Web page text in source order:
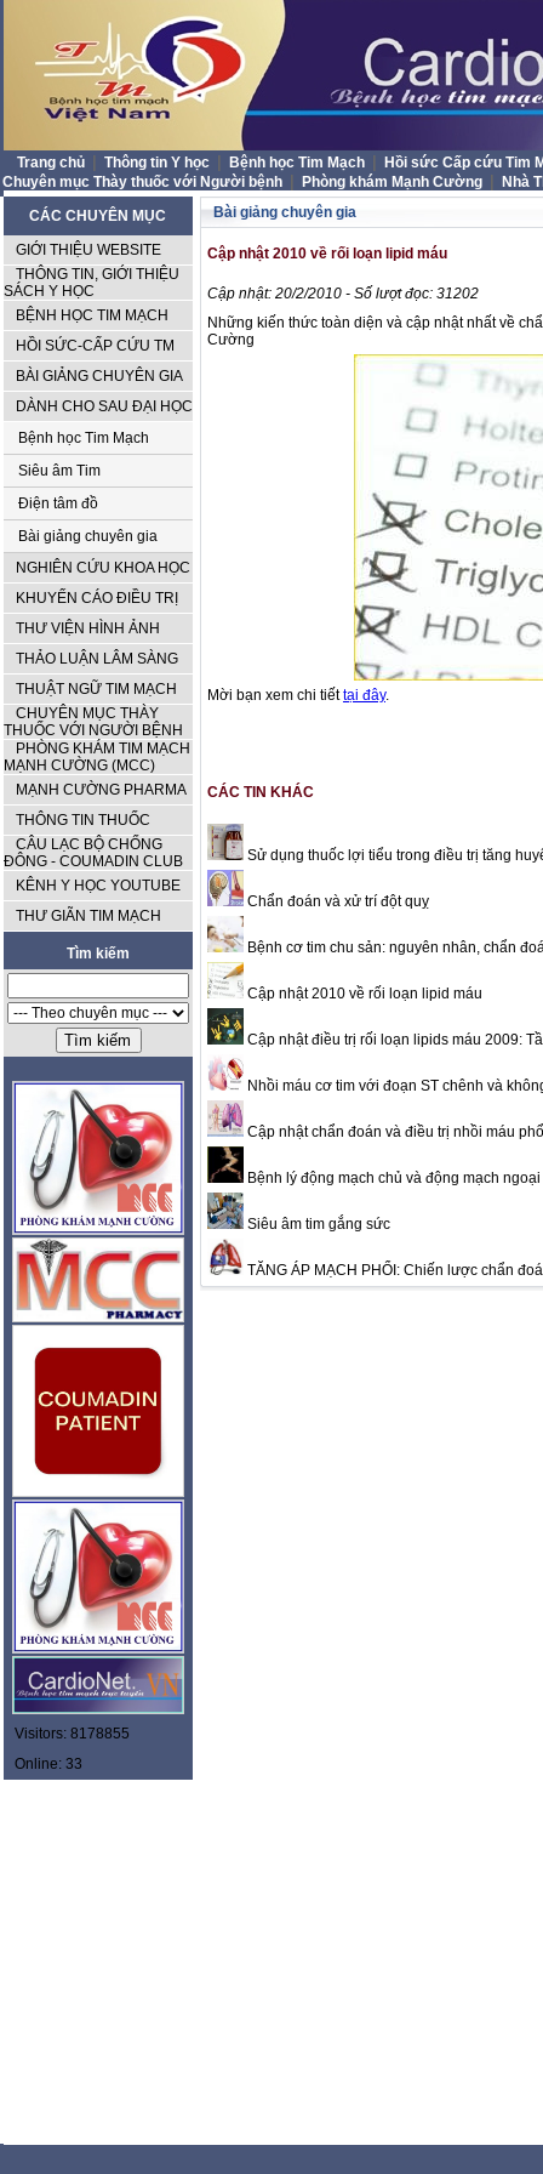
Trang chủ Thông tin Y học Bệnh học Tim Mạch
Hồi sức Cấp cứu Tim
Chuyên mục Thày thuốc với Người bệnh
Phòng khám Mạnh Cường
Nhà
CÁC CHUYÊN MỤC
GIỚI THIỆU WEBSITE
THÔNG TIN, GIỚI THIỆU
SÁCH Y HỌC
BỆNH HỌC TIM MẠCH
HỒI SỨC-CẤP CỨU TM
BÀI GIẢNG CHUYÊN GIA
DÀNH CHO SAU ĐẠI HỌC
Bệnh học Tim Mạch
Siêu âm Tim
Điện tâm đồ
Bài giảng chuyên gia
NGHIÊN CỨU KHOA HỌC
KHUYẾN CÁO ĐIỀU TRỊ
THƯ VIỆN HÌNH ẢNH
THẢO LUẬN LÂM SÀNG
THUẬT NGỮ TIM MẠCH
CHUYÊN MỤC THÀY
THUỐC VỚI NGƯỜI BỆNH
PHÒNG KHÁM TIM MẠCH
MẠNH CƯỜNG (MCC)
MẠNH CƯỜNG PHARMA
THÔNG TIN THUỐC
CÂU LẠC BỘ CHỐNG
ĐÔNG - COUMADIN CLUB
KÊNH Y HỌC YOUTUBE
THƯ GIÃN TIM MẠCH
Tìm kiếm
Visitors: 8178855
Online: 33
Bài giảng chuyên gia
Cập nhật 2010 về rối loạn lipid máu
Cập nhật: 20/2/2010 - Số lượt đọc: 31202
Những kiến thức toàn diện và cập nhật nhất về
Cường
Mời bạn xem chi tiếttại đây.
CÁC TIN KHÁC
Sử dụng thuốc lợi tiểu trong điều trị tăng
Chẩn đoán và xử trí đột quỵ
Bệnh cơ tim chu sản: nguyên nhân, chẩn
Cập nhật 2010 về rối loạn lipid máu
Cập nhật điều trị rối loạn lipids máu 2009:
Nhồi máu cơ tim với đoạn ST chênh và
Cập nhật chẩn đoán và điều trị nhồi máu
Bệnh lý động mạch chủ và động mạch
Siêu âm tim gắng sức
TĂNG ÁP MẠCH PHỔI: Chiến lược chẩn